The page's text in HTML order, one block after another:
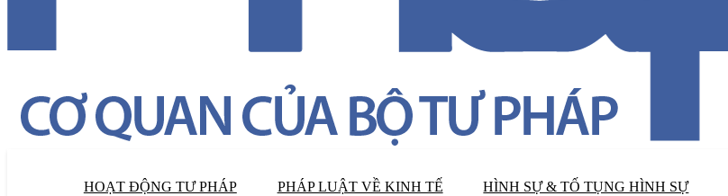
HOẠT ĐỘNG TƯ PHÁP PHÁP LUẬT VỀ KINH TẾ HÌNH SỰ & TỐ TỤNG HÌNH SỰ